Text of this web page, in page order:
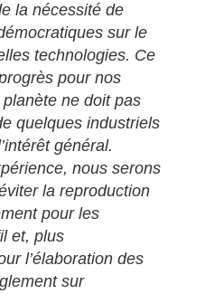
la nécessité de
sur le
technologies. Ce
pour nos
ne doit pas
quelques industriels
général.
nous serons
la reproduction
pour les
et, plus
l’élaboration des
sur